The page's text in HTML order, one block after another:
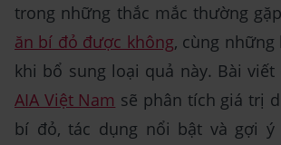
trong những thắc mắc thường
ăn bí đỏ được không, cùng
khi bổ sung loại quả này. Bài
AIA Việt Nam sẽ phân tích giá trị
bí đỏ, tác dụng nổi bật và gợi ý